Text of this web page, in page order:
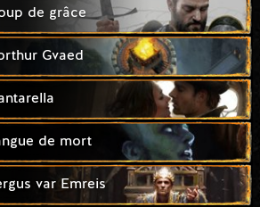
de grâce
Gvaed
de mort
var Emreis